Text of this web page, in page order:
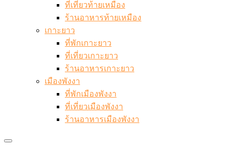
ที่เที่ยวท้ายเหมือง
ร้านอาหารท้ายเหมือง
เกาะยาว
ที่พักเกาะยาว
ที่เที่ยวเกาะยาว
ร้านอาหารเกาะยาว
เมืองพังงา
ที่พักเมืองพังงา
ที่เที่ยวเมืองพังงา
ร้านอาหารเมืองพังงา